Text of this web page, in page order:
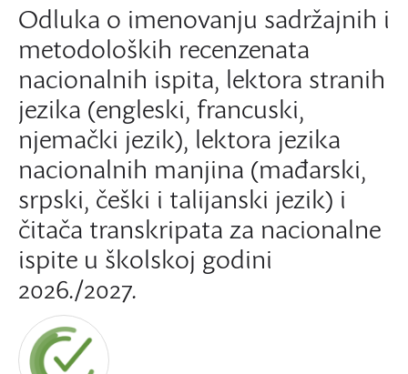
Odluka o imenovanju sadržajnih i
metodoloških recenzenata
nacionalnih ispita, lektora stranih
jezika (engleski, francuski,
njemački jezik), lektora jezika
nacionalnih manjina (mađarski,
srpski, češki i talijanski jezik) i
čitača transkripata za nacionalne
ispite u školskoj godini
2026./2027.